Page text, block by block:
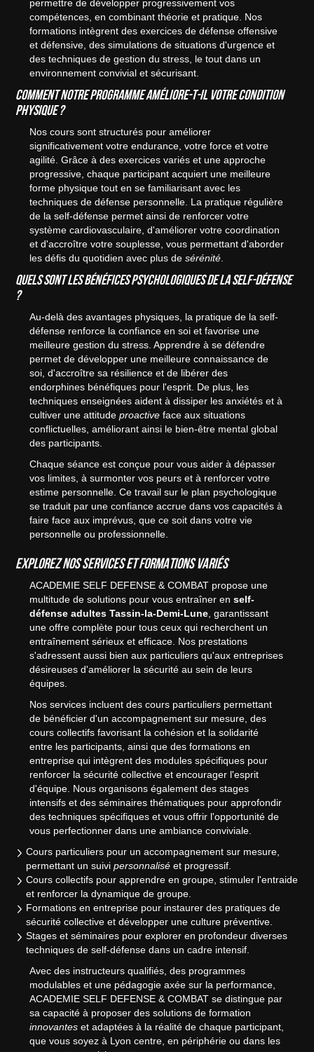
permettre de développer progressivement vos
compétences, en combinant théorie et pratique. Nos
formations intègrent des exercices de défense offensive
et défensive, des simulations de situations d'urgence et
des techniques de gestion du stress, le tout dans un
environnement convivial et sécurisant.
Comment notre programme améliore-t-il votre condition
physique ?
Nos cours sont structurés pour améliorer
significativement votre endurance, votre force et votre
agilité. Grâce à des exercices variés et une approche
progressive, chaque participant acquiert une meilleure
forme physique tout en se familiarisant avec les
techniques de défense personnelle. La pratique régulière
de la self-défense permet ainsi de renforcer votre
système cardiovasculaire, d'améliorer votre coordination
et d'accroître votre souplesse, vous permettant d'aborder
les défis du quotidien avec plus desérénité.
Quels sont les bénéfices psychologiques de la self-défense
?
Au-delà des avantages physiques, la pratique de la self-
défense renforce la confiance en soi et favorise une
meilleure gestion du stress. Apprendre à se défendre
permet de développer une meilleure connaissance de
soi, d'accroître sa résilience et de libérer des
endorphines bénéfiques pour l'esprit. De plus, les
techniques enseignées aident à dissiper les anxiétés et à
cultiver une attitudeproactive face aux situations
conflictuelles, améliorant ainsi le bien-être mental global
des participants.
Chaque séance est conçue pour vous aider à dépasser
vos limites, à surmonter vos peurs et à renforcer votre
estime personnelle. Ce travail sur le plan psychologique
se traduit par une confiance accrue dans vos capacités à
faire face aux imprévus, que ce soit dans votre vie
personnelle ou professionnelle.
Explorez nos services et formations variés
ACADEMIE SELF DEFENSE & COMBAT propose une
multitude de solutions pour vous entraîner enself-
défense adultes Tassin-la-Demi-Lune, garantissant
une offre complète pour tous ceux qui recherchent un
entraînement sérieux et efficace. Nos prestations
s'adressent aussi bien aux particuliers qu'aux entreprises
désireuses d'améliorer la sécurité au sein de leurs
équipes.
Nos services incluent des cours particuliers permettant
de bénéficier d'un accompagnement sur mesure, des
cours collectifs favorisant la cohésion et la solidarité
entre les participants, ainsi que des formations en
entreprise qui intègrent des modules spécifiques pour
renforcer la sécurité collective et encourager l'esprit
d'équipe. Nous organisons également des stages
intensifs et des séminaires thématiques pour approfondir
des techniques spécifiques et vous offrir l'opportunité de
vous perfectionner dans une ambiance conviviale.
Cours particuliers pour un accompagnement sur mesure,
permettant un suivipersonnalisé et progressif.
Cours collectifs pour apprendre en groupe, stimuler l'entraide
et renforcer la dynamique de groupe.
Formations en entreprise pour instaurer des pratiques de
sécurité collective et développer une culture préventive.
Stages et séminaires pour explorer en profondeur diverses
techniques de self-défense dans un cadre intensif.
Avec des instructeurs qualifiés, des programmes
modulables et une pédagogie axée sur la performance,
ACADEMIE SELF DEFENSE & COMBAT se distingue par
sa capacité à proposer des solutions de formation
innovantes et adaptées à la réalité de chaque participant,
que vous soyez à Lyon centre, en périphérie ou dans les